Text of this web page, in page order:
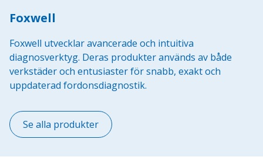
Foxwell
Foxwell utvecklar avancerade och intuitiva
diagnosverktyg. Deras produkter används av både
verkstäder och entusiaster för snabb, exakt och
uppdaterad fordonsdiagnostik.
Se alla produkter